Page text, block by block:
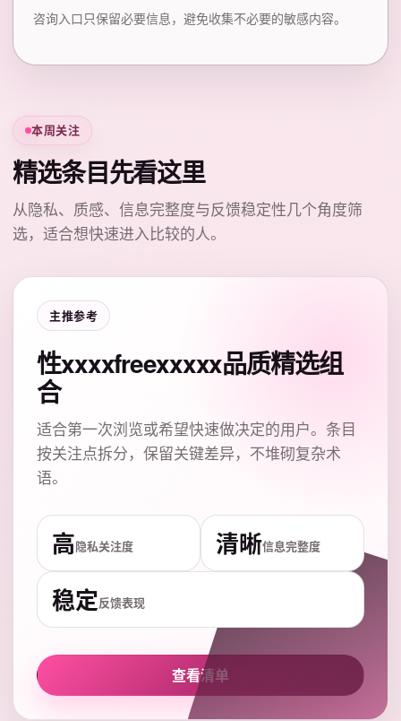
咨询入口只保留必要信息，避免收集不必要的敏感内容。
本周关注
精选条目先看这里
从隐私、质感、信息完整度与反馈稳定性几个角度筛
选，适合想快速进入比较的人。
主推参考
性xxxxfreexxxxx品质精选组
合
适合第一次浏览或希望快速做决定的用户。条目
按关注点拆分，保留关键差异，不堆砌复杂术
语。
高隐私关注度 清晰信息完整度
稳定反馈表现
查看清单